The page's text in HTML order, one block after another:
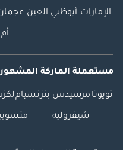
الإمارات أبوظبي العين
مستعملة الماركة
تويوتا مرسيدس بنزنسيام
شيفروليه